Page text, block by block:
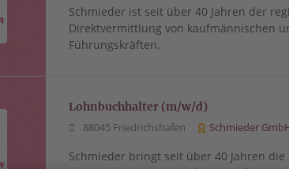
Schmieder ist seit über 40 Jahren der
Direktvermittlung von kaufmännischen
Führungskräften.
Lohnbuchhalter (m/w/d)
88045 Friedrichshafen Schmieder
Schmieder bringt seit über 40 Jahren